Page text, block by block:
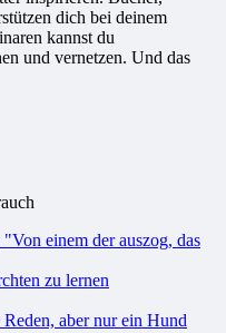
dich bei deinem
kannst du
und vernetzen. Und das
zu lernen